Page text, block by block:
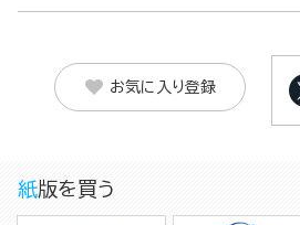
お気に入り登録
紙版を買う